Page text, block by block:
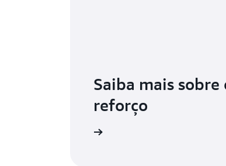
Saiba mais
reforço